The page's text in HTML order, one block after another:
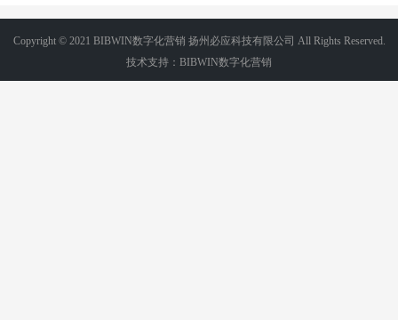
Copyright © 2021 BIBWIN数字化营销 扬州必应科技有限公司 All Rights Reserved.
技术支持：BIBWIN数字化营销
电话/微信:18036265356